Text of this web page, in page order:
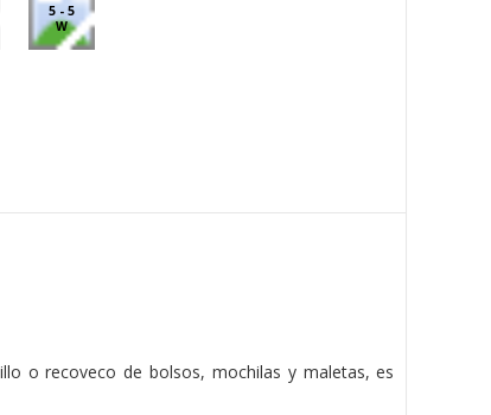
5 - 5
W
o recoveco de bolsos, mochilas y maletas, es